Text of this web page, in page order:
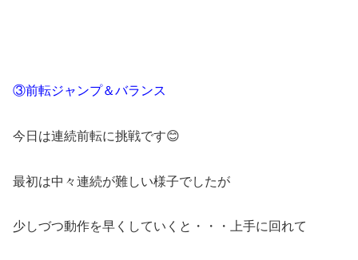
③前転ジャンプ＆バランス
今日は連続前転に挑戦です😊
最初は中々連続が難しい様子でしたが
少しづつ動作を早くしていくと・・・上手に回れて